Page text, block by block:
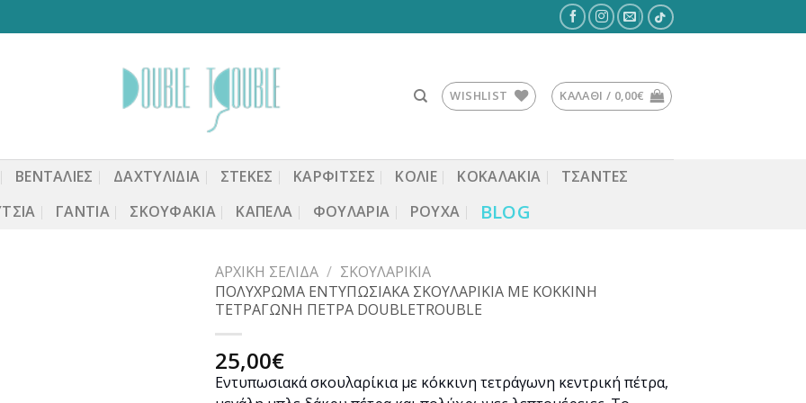
WISHLIST ΚΑΛΆΘΙ / 0,00€
ΒΕΝΤΆΛΙΕΣ ΔΑΧΤΥΛΙΔΙΑ ΣΤΈΚΕΣ ΚΑΡΦΙΤΣΕΣ ΚΟΛΙΕ ΚΟΚΑΛΆΚΙΑ
ΤΣΆΝΤΕΣ
ΓΆΝΤΙΑ ΣΚΟΥΦΆΚΙΑ ΚΑΠΈΛΑ ΦΟΥΛΆΡΙΑ ΡΟΎΧΑ BLOG
ΑΡΧΙΚΉ ΣΕΛΊΔΑ / ΣΚΟΥΛΑΡΊΚΙΑ
ΠΟΛΥΧΡΩΜΑ ΕΝΤΥΠΩΣΙΑΚΑ ΣΚΟΥΛΑΡΙΚΙΑ ΜΕ ΚΟΚΚΙΝΗ
ΤΕΤΡΑΓΩΝΗ ΠΕΤΡΑ DOUBLETROUBLE
25,00€
Εντυπωσιακά σκουλαρίκια με κόκκινη τετράγωνη κεντρική πέτρα,